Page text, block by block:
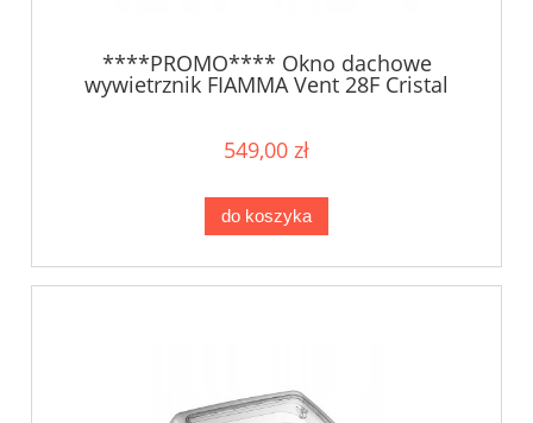
****PROMO**** Okno dachowe
wywietrznik FIAMMA Vent 28F Cristal
549,00 zł
do koszyka